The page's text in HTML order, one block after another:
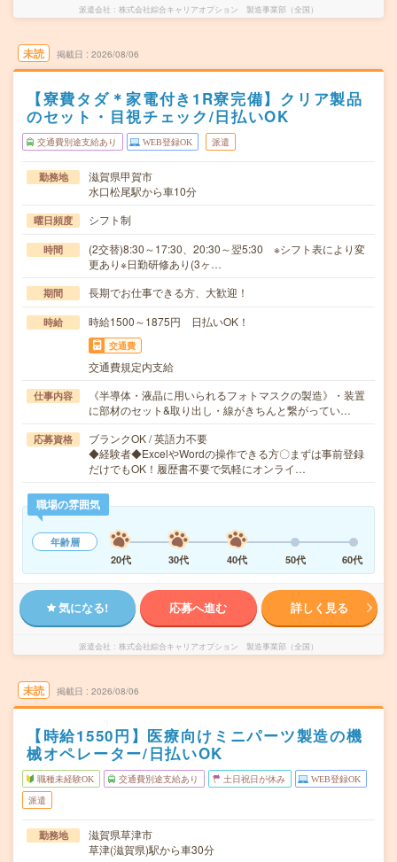
派遣会社 株式会社綜合キャリアオプション 製造事業部（全国）
未読 掲載日 2026/08/06
【寮費タダ＊家電付き1R寮完備】クリア製品
のセット・目視チェック/日払いOK
交通費別途支給あり WEB登録OK 派遣
勤務地
滋賀県甲賀市
水口松尾駅から車10分
曜日頻度 シフト制
時間
(2交替)8:30～17:30、20:30～翌5:30 ※シフト表により変
更あり※日勤研修あり(3ヶ…
期間 長期でお仕事できる方、大歓迎！
時給 時給1500～1875円 日払いOK！
交通費
交通費規定内支給
仕事内容
《半導体・液晶に用いられるフォトマスクの製造》・装置
に部材のセット&取り出し・線がきちんと繋がってい…
応募資格
ブランクOK / 英語力不要
◆経験者◆ExcelやWordの操作できる方〇まずは事前登録
だけでもOK！履歴書不要で気軽にオンライ…
職場の雰囲気
年齢層
20代
30代 40代 50代 60代
気になる! 応募へ進む 詳しく見る
派遣会社 株式会社綜合キャリアオプション 製造事業部（全国）
未読 掲載日 2026/08/06
【時給1550円】医療向けミニパーツ製造の機
械オペレーター/日払いOK
職種未経験OK 交通費別途支給あり 土日祝日が休み WEB登録OK
派遣
勤務地
滋賀県草津市
草津(滋賀県)駅から車30分